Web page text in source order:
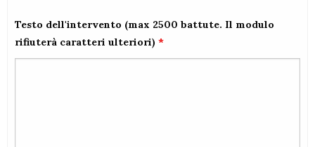
Testo dell'intervento (max 2500 battute. Il modulo
rifiuterà caratteri ulteriori) *